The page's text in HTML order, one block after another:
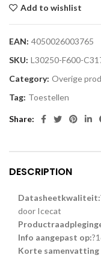
Add to wishlist
EAN: 4050026003765
SKU: L30250-F600-
Category: Overige
Tag: Toestellen
Share
DESCRIPTION
Datasheetkwaliteit:
door Icecat
Info aangepast op:?
Korte samenvatting